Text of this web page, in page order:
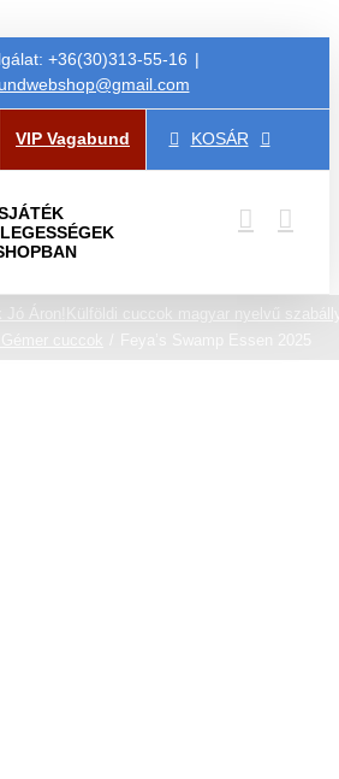
+36(30)313-55-16 |
VIP Vagabund KOSÁR
Jó Áron!
Külföldi cuccok magyar nyelvű
Feya’s Swamp Essen 2025